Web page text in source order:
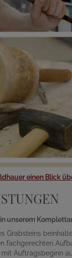
einen Blick
unserem
Grabsteins
fachgerechten
Auftragsbeginn